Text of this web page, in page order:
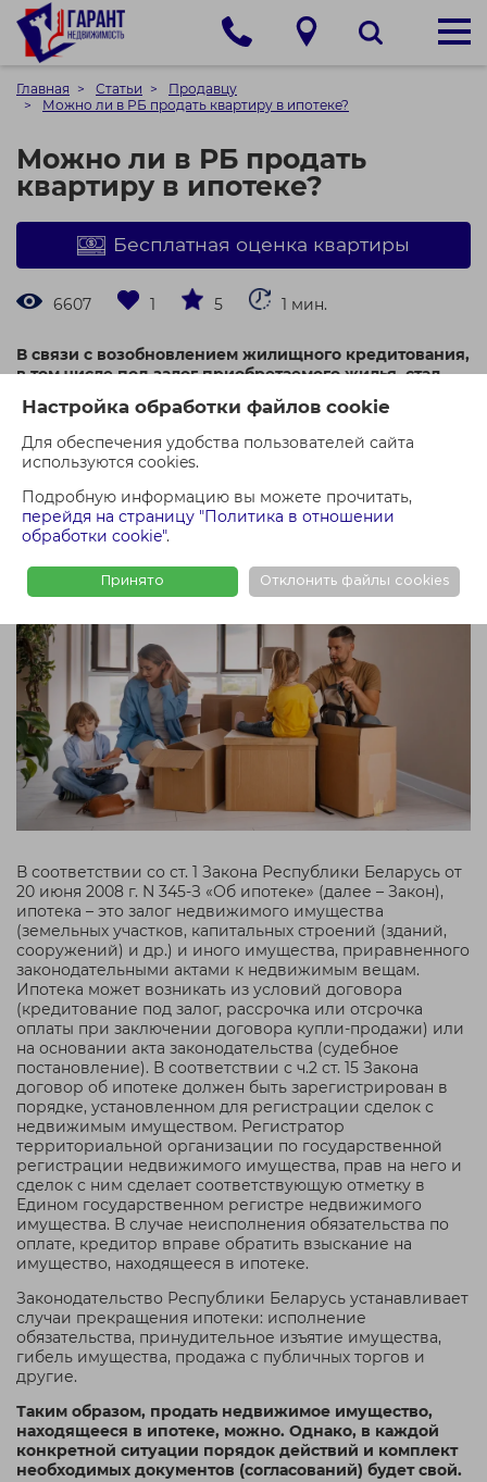
Настройка обработки файлов cookie
Для обеспечения удобства пользователей сайта
используются cookies.
Подробную информацию вы можете прочитать,
перейдя на страницу "Политика в отношении
обработки cookie".
Принято Отклонить файлы cookies
Главная Статьи
Продавцу
Можно ли в РБ продать квартиру в ипотеке?
Можно ли в РБ продать
квартиру в ипотеке?
Бесплатная оценка квартиры
6607 1 5 1 мин.
В связи с возобновлением жилищного кредитования,
в том числе под залог приобретаемого жилья, стал
актуальным вопрос будущего счастливого обладателя
квадратных метров: смогу ли я потом продать эту
квартиру, в случае чего, когда и как мне это сделать?
Чтобы ответить на этот вопрос, нужно разобраться в
сути понятия «ипотека».
В соответствии со ст. 1 Закона Республики Беларусь от
20 июня 2008 г. N 345-З «Об ипотеке» (далее – Закон),
ипотека – это залог недвижимого имущества
(земельных участков, капитальных строений (зданий,
сооружений) и др.) и иного имущества, приравненного
законодательными актами к недвижимым вещам.
Ипотека может возникать из условий договора
(кредитование под залог, рассрочка или отсрочка
оплаты при заключении договора купли-продажи) или
на основании акта законодательства (судебное
постановление). В соответствии с ч.2 ст. 15 Закона
договор об ипотеке должен быть зарегистрирован в
порядке, установленном для регистрации сделок с
недвижимым имуществом. Регистратор
территориальной организации по государственной
регистрации недвижимого имущества, прав на него и
сделок с ним сделает соответствующую отметку в
Едином государственном регистре недвижимого
имущества. В случае неисполнения обязательства по
оплате, кредитор вправе обратить взыскание на
имущество, находящееся в ипотеке.
Законодательство Республики Беларусь устанавливает
случаи прекращения ипотеки: исполнение
обязательства, принудительное изъятие имущества,
гибель имущества, продажа с публичных торгов и
другие.
Таким образом, продать недвижимое имущество,
находящееся в ипотеке, можно. Однако, в каждой
конкретной ситуации порядок действий и комплект
необходимых документов (согласований) будет свой.